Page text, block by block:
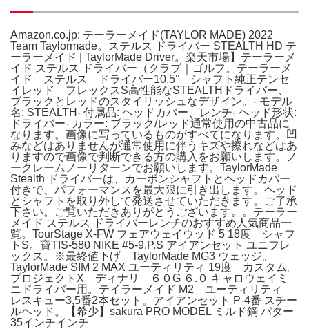
Amazon.co.jp: テーラーメイド(TAYLOR MADE) 2022
Team Taylormade。ステルス ドライバー STEALTH HD テ
ーラーメイド | TaylorMade Driver。楽天市場】テーラーメ
イド ステルス ドライバー（クラブ｜ゴルフ。テーラーメ
イド ステルス ドライバー10.5° シャフト純正テンセ
イレッド フレックスS高性能なSTEALTHドライバー、
ブラックとレッドのスタイリッシュなデザイン。- モデル
名: STEALTH- 付属品: ヘッドカバー、レンチ- ヘッド形状:
ドライバー- カラー: ブラック/レッド通常使用の中古品に
なります。画像に写っているものがすべてになります。凹
みなどはありませんが通常使用に伴うキズや擦れなどはあ
りますので画像で判断できる方の購入をお願いします。ノ
ークレームノーリターンでお願いします。TaylorMade
Stealth ドライバーは、カーボンシャフトとヘッドカバー
付きで、パフォーマンスを最大限に引き出します。ヘッド
とシャフトを取り外して発送させていただきます。ご了承
下さい。ご覧いただきありがとうございます。。テーラー
メイド ステルス ドライバーレンチのおすすめ人気商品一
覧。TourStage X-FW フェアウェイウッド 5 18度 シャフ
トS。寶TIS-580 NIKE #5-9.P.S アイアンセット ユニフレ
ックス。※最終値下げ TaylorMade MG3 ウェッジ。
TaylorMade SIM 2 MAX ユーティリティ 19度 カスタム。
プロジェクトX ディナリ ６０G ６.０ キャロウェイミ
ニドライバー用。テイラーメイド M2 ユーティリティ
レスキュー3,5番2本セット。アイアンセット P-4番 スチー
ルヘッド。【希少】sakura PRO MODEL ミルド鋼 パター
35インチインチ